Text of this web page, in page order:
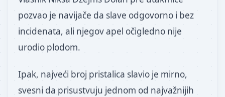
pozvao je navijače da slave odgovorno i bez
incidenata, ali njegov apel očigledno nije
urodio plodom.
Ipak, najveći broj pristalica slavio je mirno,
svesni da prisustvuju jednom od najvažnijih